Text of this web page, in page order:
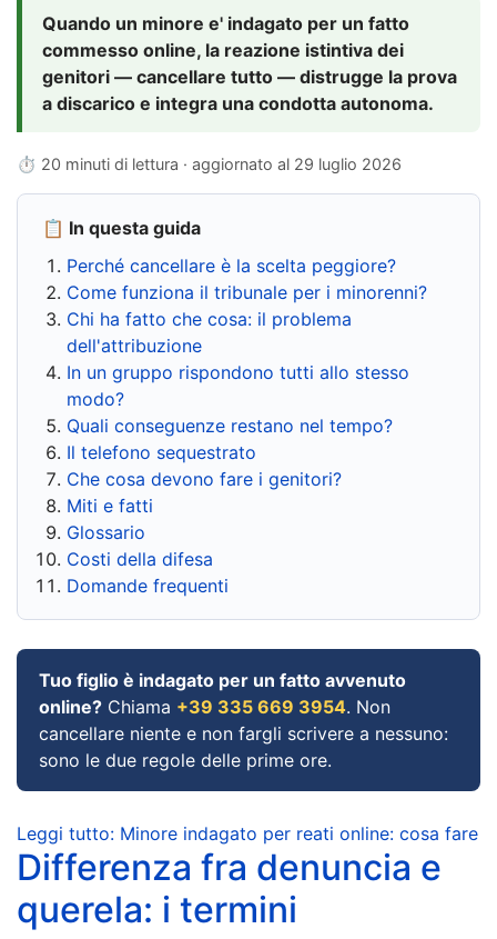
Quando un minore e' indagato per un fatto
commesso online, la reazione istintiva dei
genitori — cancellare tutto — distrugge la prova
a discarico e integra una condotta autonoma.
⏱ 20 minuti di lettura · aggiornato al 29 luglio 2026
📋 In questa guida
Perché cancellare è la scelta peggiore?
Come funziona il tribunale per i minorenni?
Chi ha fatto che cosa: il problema
dell'attribuzione
In un gruppo rispondono tutti allo stesso
modo?
Quali conseguenze restano nel tempo?
Il telefono sequestrato
Che cosa devono fare i genitori?
Miti e fatti
Glossario
Costi della difesa
Domande frequenti
Tuo figlio è indagato per un fatto avvenuto
online? Chiama +39 335 669 3954. Non
cancellare niente e non fargli scrivere a nessuno:
sono le due regole delle prime ore.
Leggi tutto: Minore indagato per reati online: cosa fare
Differenza fra denuncia e
querela: i termini